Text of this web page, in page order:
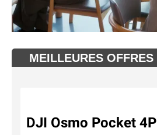
MEILLEURES OFFRES
DJI Osmo Pocket 4P